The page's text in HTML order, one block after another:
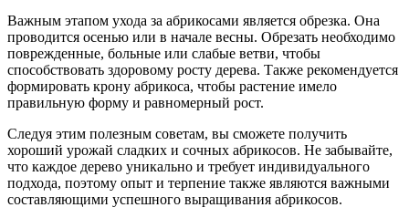
Важным этапом ухода за абрикосами является обрезка. Она
проводится осенью или в начале весны. Обрезать необходимо
поврежденные, больные или слабые ветви, чтобы
способствовать здоровому росту дерева. Также рекомендуется
формировать крону абрикоса, чтобы растение имело
правильную форму и равномерный рост.
Следуя этим полезным советам, вы сможете получить
хороший урожай сладких и сочных абрикосов. Не забывайте,
что каждое дерево уникально и требует индивидуального
подхода, поэтому опыт и терпение также являются важными
составляющими успешного выращивания абрикосов.